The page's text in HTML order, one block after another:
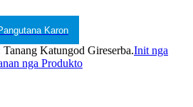
Karon
Katungod Gireserba.Init nga
nga Produkto